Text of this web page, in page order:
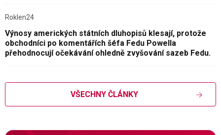
Roklen24
Výnosy amerických státních dluhopisů klesají, protože
obchodníci po komentářích šéfa Fedu Powella
přehodnocují očekávání ohledně zvyšování sazeb Fedu.
VŠECHNY ČLÁNKY